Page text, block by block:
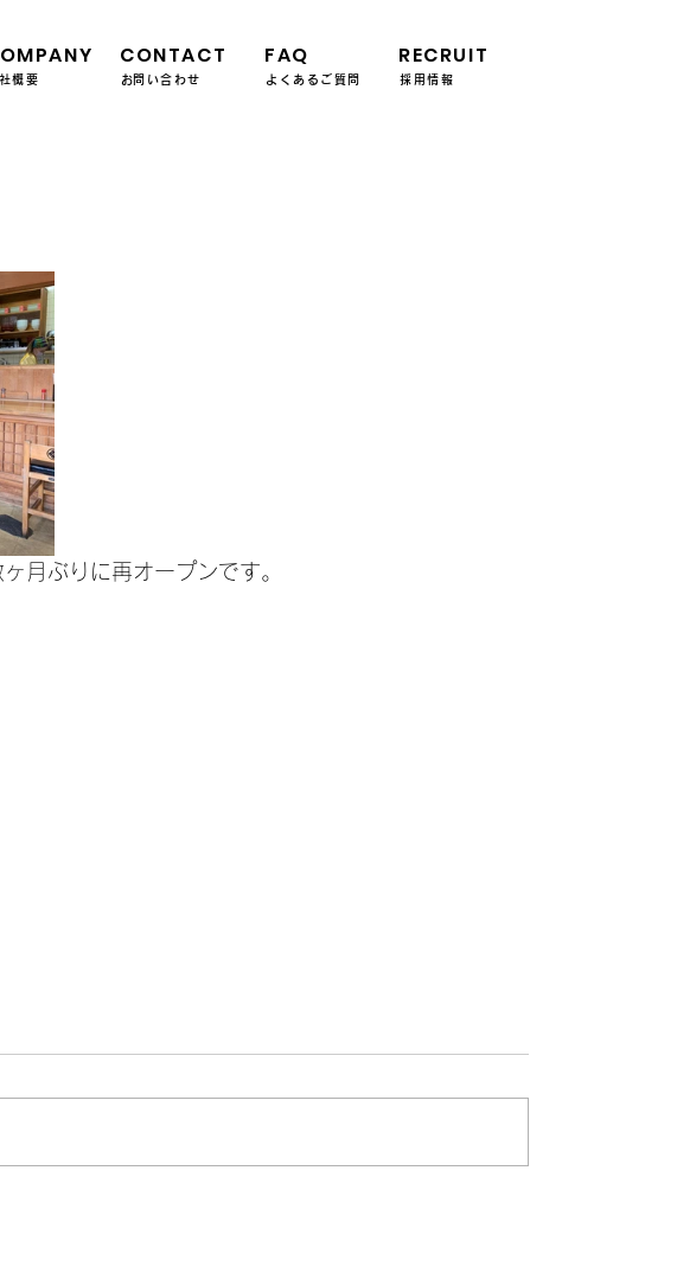
CONTACT
概要 ​お問い合わせ
RECRUIT
FAQ
よくあるご質問 採用情報
月ぶりに再オープンです。
そうそう、展示会ね。